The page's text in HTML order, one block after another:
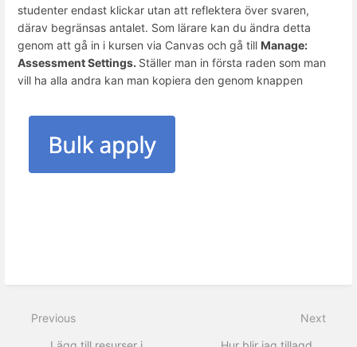
studenter endast klickar utan att reflektera över svaren,
därav begränsas antalet. Som lärare kan du ändra detta
genom att gå in i kursen via Canvas och gå till Manage:
Assessment Settings. Ställer man in första raden som man
vill ha alla andra kan man kopiera den genom knappen
Previous
Next